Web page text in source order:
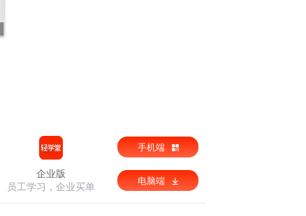
企业版
员工学习，企业买单
手机端
电脑端